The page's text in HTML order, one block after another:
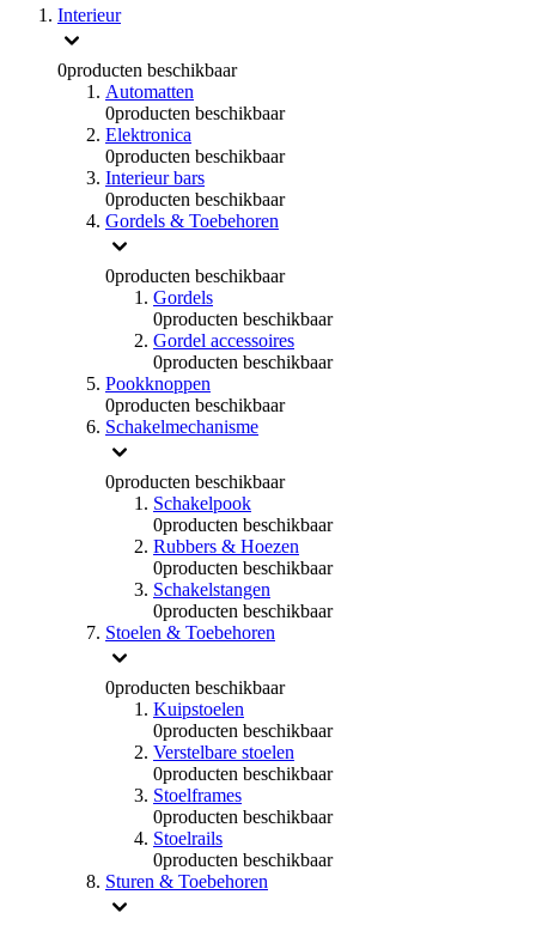
Interieur
0producten beschikbaar
Automatten
0producten beschikbaar
Elektronica
0producten beschikbaar
Interieur bars
0producten beschikbaar
Gordels & Toebehoren
0producten beschikbaar
Gordels
0producten beschikbaar
Gordel accessoires
0producten beschikbaar
Pookknoppen
0producten beschikbaar
Schakelmechanisme
0producten beschikbaar
Schakelpook
0producten beschikbaar
Rubbers & Hoezen
0producten beschikbaar
Schakelstangen
0producten beschikbaar
Stoelen & Toebehoren
0producten beschikbaar
Kuipstoelen
0producten beschikbaar
Verstelbare stoelen
0producten beschikbaar
Stoelframes
0producten beschikbaar
Stoelrails
0producten beschikbaar
Sturen & Toebehoren